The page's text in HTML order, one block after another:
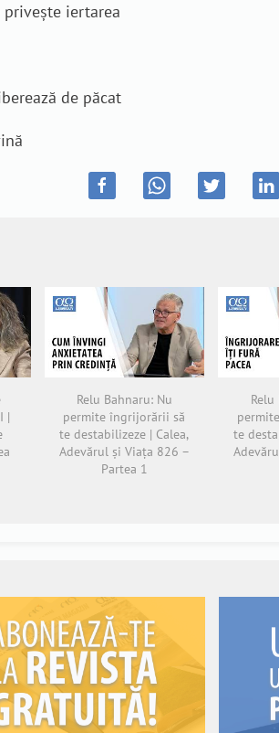
iertarea
de păcat
|
Relu Bahnaru: Nu
permite îngrijorării să
te destabilizeze | Calea,
Adevărul și Viața 826 –
Partea 1
Relu
te